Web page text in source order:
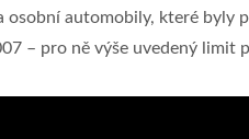
osobní automobily, které byly
– pro ně výše uvedený limit